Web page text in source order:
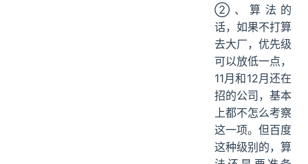
②、算法的
话，如果不打算
去大厂，优先级
可以放低一点，
11月和12月还在
招的公司，基本
上都不怎么考察
这一项。但百度
这种级别的，算